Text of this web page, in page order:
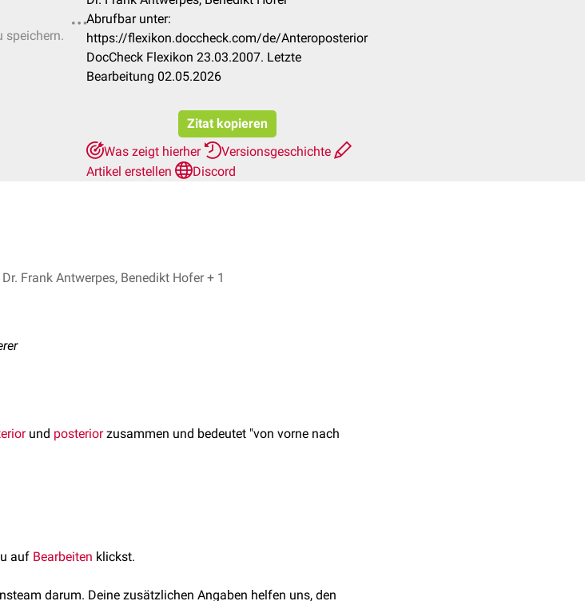
speichern.
Abrufbar unter:
https://flexikon.doccheck.com/de/Anteroposterior
DocCheck Flexikon 23.03.2007. Letzte
Bearbeitung 02.05.2026
Zitat kopieren
Was zeigt hierher
Versionsgeschichte
Artikel erstellen
Discord
Dr. Frank Antwerpes, Benedikt Hofer + 1
und posteriorzusammen und bedeutet "von vorne nach
auf Bearbeiten klickst.
darum. Deine zusätzlichen Angaben helfen uns, den